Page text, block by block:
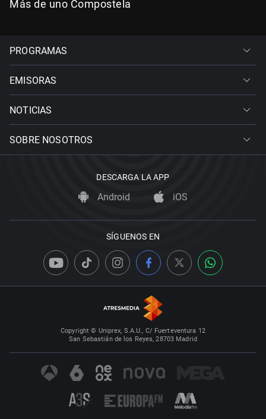
Más de uno Compostela
PROGRAMAS
EMISORAS
NOTICIAS
SOBRE NOSOTROS
DESCARGA LA APP
Android iOS
SÍGUENOS EN
Copyright © Uniprex, S.A.U., C/ Fuerteventura 12
San Sebastián de los Reyes, 28703 Madrid